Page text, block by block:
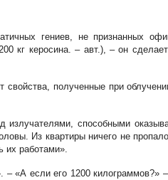
гениев, не признанных
кг керосина. – авт.), – он
полученные при
способными
Из квартиры ничего не
их работами».
«А если его 1200 килограммов?»